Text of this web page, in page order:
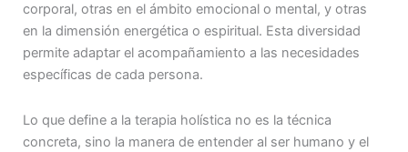
corporal, otras en el ámbito emocional o mental, y otras
en la dimensión energética o espiritual. Esta diversidad
permite adaptar el acompañamiento a las necesidades
específicas de cada persona.
Lo que define a la terapia holística no es la técnica
concreta, sino la manera de entender al ser humano y el